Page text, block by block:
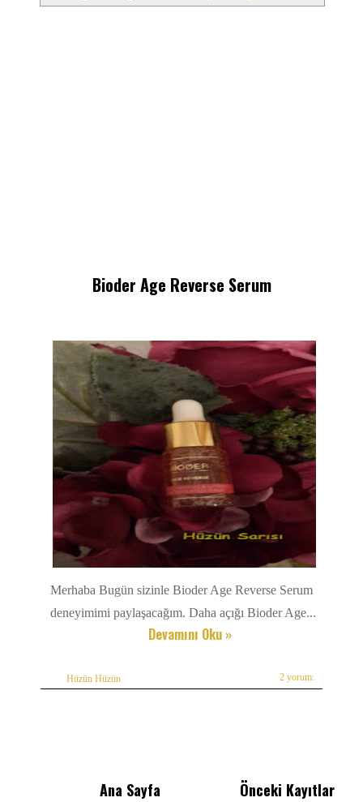
Bioder Age Reverse Serum
Merhaba Bugün sizinle Bioder Age Reverse Serum
deneyimimi paylaşacağım. Daha açığı Bioder Age...
Devamını Oku »
Hüzün Hüzün 2 yorum:
Önceki Kayıtlar
Ana Sayfa